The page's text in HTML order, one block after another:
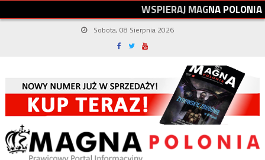
WSPIERAJMAGNAPOLONIA
Sobota, 08 Sierpnia 2026